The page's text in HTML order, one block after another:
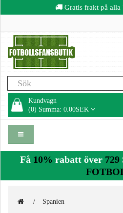
Gratis frakt på alla
Kundvagn
(0) Summa: 0.00SEK
Få 10% rabatt över 729
Spanien